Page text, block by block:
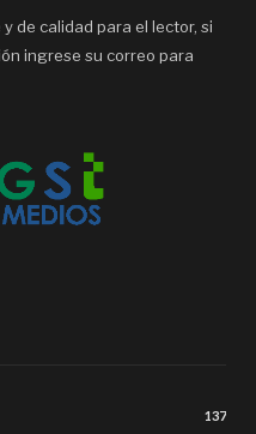
de calidad para el lector, si
ingrese su correo para
137